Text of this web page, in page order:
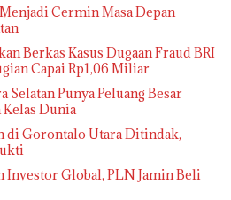
Cermin Masa Depan
Berkas Kasus Dugaan Fraud BRI
Capai Rp1,06 Miliar
Selatan Punya Peluang Besar
Dunia
di Gorontalo Utara Ditindak,
Investor Global, PLN Jamin Beli